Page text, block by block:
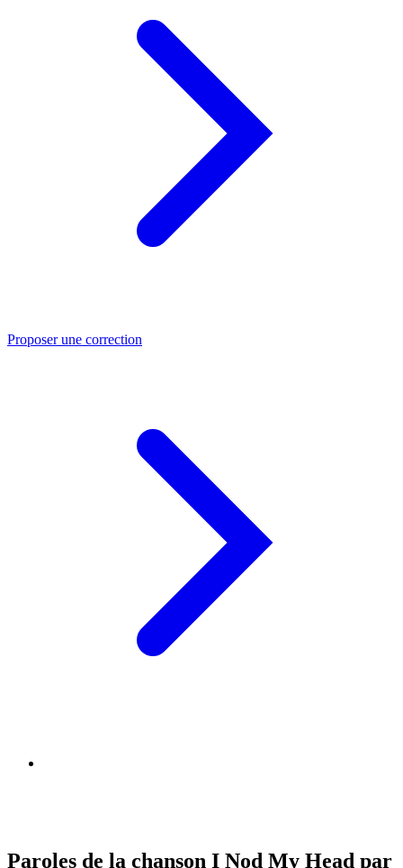
Proposer une correction
Paroles de la chanson I Nod My Head par